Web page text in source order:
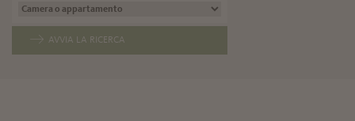
AVVIA LA RICERCA